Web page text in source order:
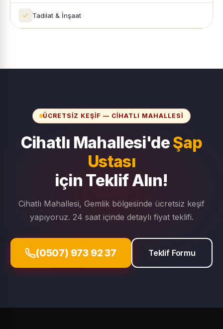
Tadilat & İnşaat
ÜCRETSIZ KEŞIF — CIHATLI MAHALLESI
Cihatlı Mahallesi'deŞap
Ustası
için Teklif Alın!
Cihatlı Mahallesi, Gemlik bölgesinde ücretsiz keşif
yapıyoruz. 24 saat içinde detaylı fiyat teklifi.
(0507) 973 92 37 Teklif Formu